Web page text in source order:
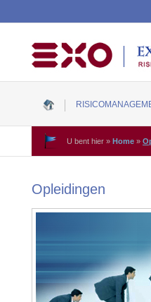
U bent hier » Home »
Opleidingen